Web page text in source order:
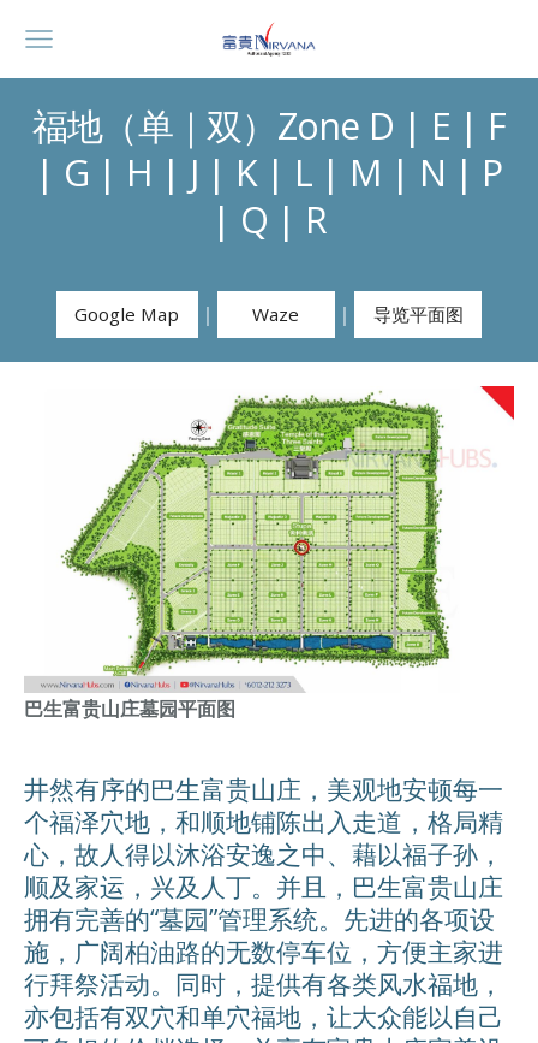
福地（单｜双）Zone D | E | F
| G | H | J | K | L | M | N | P
| Q | R
Google Map ｜ Waze ｜ 导览平面图
巴生富贵山庄墓园平面图
井然有序的巴生富贵山庄，美观地安顿每一
个福泽穴地，和顺地铺陈出入走道，格局精
心，故人得以沐浴安逸之中、藉以福子孙，
顺及家运，兴及人丁。并且，巴生富贵山庄
拥有完善的“墓园”管理系统。先进的各项设
施，广阔柏油路的无数停车位，方便主家进
行拜祭活动。同时，提供有各类风水福地，
亦包括有双穴和单穴福地，让大众能以自己